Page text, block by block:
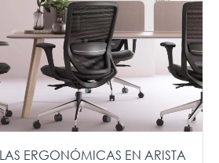
ERGONÓMICAS EN ARISTA